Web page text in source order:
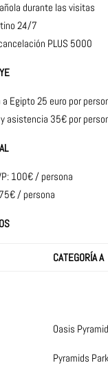
durante las visitas
24/7
PLUS 5000
Egipto 25 euro por
asistencia 35€ por
100€ / persona
/ persona
CATEGORÍA A
Oasis
Pyramids